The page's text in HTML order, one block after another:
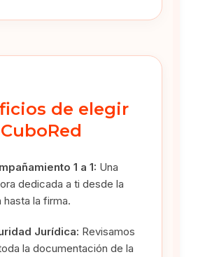
de elegir
CuboRed
1 a 1: Una
dedicada a ti desde la
hasta la firma.
Jurídica: Revisamos
la documentación de la